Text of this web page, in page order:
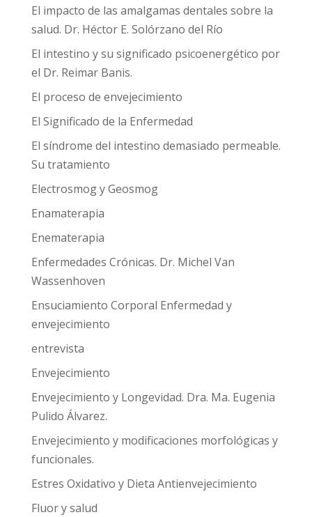
El impacto de las amalgamas dentales sobre la
salud. Dr. Héctor E. Solórzano del Río
El intestino y su significado psicoenergético por
el Dr. Reimar Banis.
El proceso de envejecimiento
El Significado de la Enfermedad
El síndrome del intestino demasiado permeable.
Su tratamiento
Electrosmog y Geosmog
Enamaterapia
Enematerapia
Enfermedades Crónicas. Dr. Michel Van
Wassenhoven
Ensuciamiento Corporal Enfermedad y
envejecimiento
entrevista
Envejecimiento
Envejecimiento y Longevidad. Dra. Ma. Eugenia
Pulido Álvarez.
Envejecimiento y modificaciones morfológicas y
funcionales.
Estres Oxidativo y Dieta Antienvejecimiento
Fluor y salud